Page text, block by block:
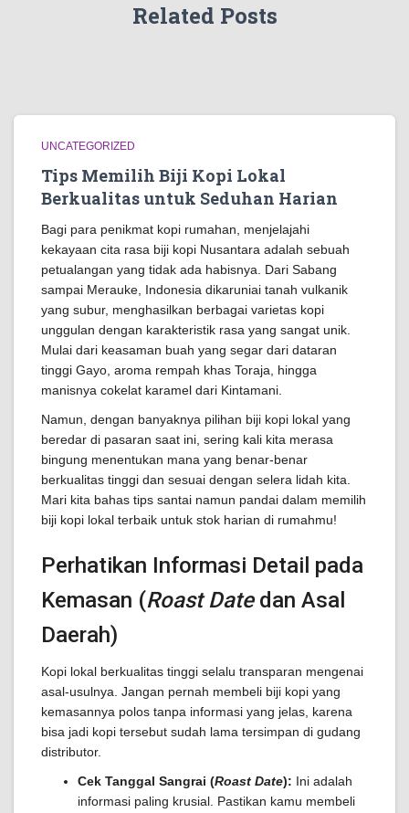
Related Posts
UNCATEGORIZED
Tips Memilih Biji Kopi Lokal
Berkualitas untuk Seduhan Harian
Bagi para penikmat kopi rumahan, menjelajahi
kekayaan cita rasa biji kopi Nusantara adalah sebuah
petualangan yang tidak ada habisnya. Dari Sabang
sampai Merauke, Indonesia dikaruniai tanah vulkanik
yang subur, menghasilkan berbagai varietas kopi
unggulan dengan karakteristik rasa yang sangat unik.
Mulai dari keasaman buah yang segar dari dataran
tinggi Gayo, aroma rempah khas Toraja, hingga
manisnya cokelat karamel dari Kintamani.
Namun, dengan banyaknya pilihan biji kopi lokal yang
beredar di pasaran saat ini, sering kali kita merasa
bingung menentukan mana yang benar-benar
berkualitas tinggi dan sesuai dengan selera lidah kita.
Mari kita bahas tips santai namun pandai dalam memilih
biji kopi lokal terbaik untuk stok harian di rumahmu!
Perhatikan Informasi Detail pada
Kemasan (Roast Datedan Asal
Daerah)
Kopi lokal berkualitas tinggi selalu transparan mengenai
asal-usulnya. Jangan pernah membeli biji kopi yang
kemasannya polos tanpa informasi yang jelas, karena
bisa jadi kopi tersebut sudah lama tersimpan di gudang
distributor.
Cek Tanggal Sangrai (Roast Date): Ini adalah
informasi paling krusial. Pastikan kamu membeli